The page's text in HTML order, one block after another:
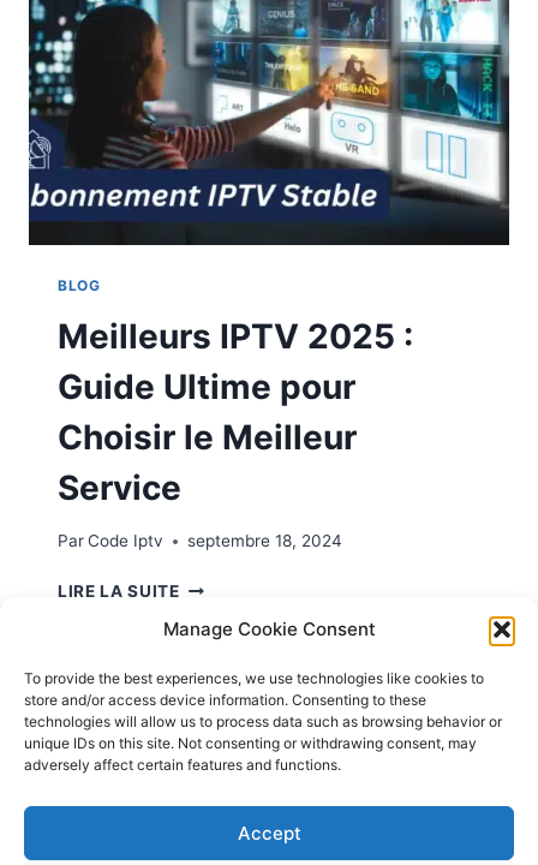
Manage Cookie Consent
To provide the best experiences, we use technologies like cookies to
store and/or access device information. Consenting to these
technologies will allow us to process data such as browsing behavior or
unique IDs on this site. Not consenting or withdrawing consent, may
adversely affect certain features and functions.
Accept
BLOG
Meilleurs IPTV 2025 :
Guide Ultime pour
Choisir le Meilleur
Service
ParCode Iptv septembre 18, 2024
LIRE LA SUITE
1 2 3 … 5